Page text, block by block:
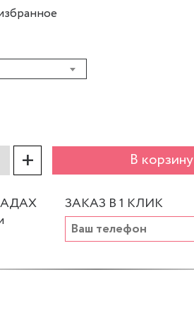
+ В корзину
ЗАКАЗ В 1 КЛИК